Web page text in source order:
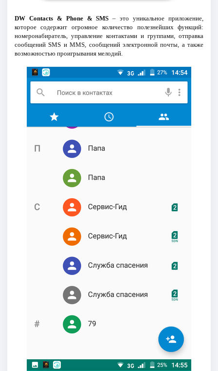
DW Contacts & Phone & SMS – это уникальное приложение,
которое содержит огромное количество полезнейших функций:
номеронабиратель, управление контактами и группами, отправка
сообщений SMS и MMS, сообщений электронной почты, а также
возможностью проигрывания мелодий.